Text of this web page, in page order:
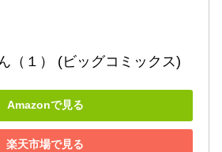
（１） (ビッグコミックス)
Amazonで見る
楽天市場で見る